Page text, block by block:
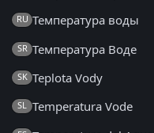
RU Температура воды
SR Температура Воде
SK Teplota Vody
SL Temperatura Vode